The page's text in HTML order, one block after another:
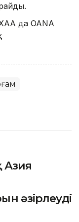
да OANA
Азия
әзірлеуді